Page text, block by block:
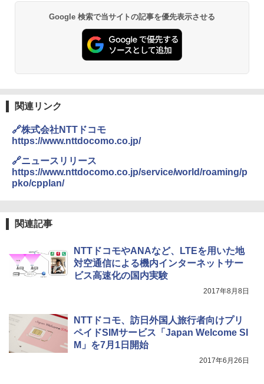
Google 検索で当サイトの記事を優先表示させる
関連リンク
🔗株式会社NTTドコモ
https://www.nttdocomo.co.jp/
🔗ニュースリリース
https://www.nttdocomo.co.jp/service/world/roaming/p
pko/cpplan/
関連記事
NTTドコモやANAなど、LTEを用いた地
対空通信による機内インターネットサー
ビス高速化の国内実験
2017年8月8日
NTTドコモ、訪日外国人旅行者向けプリ
ペイドSIMサービス「Japan Welcome SI
M」を7月1日開始
2017年6月26日